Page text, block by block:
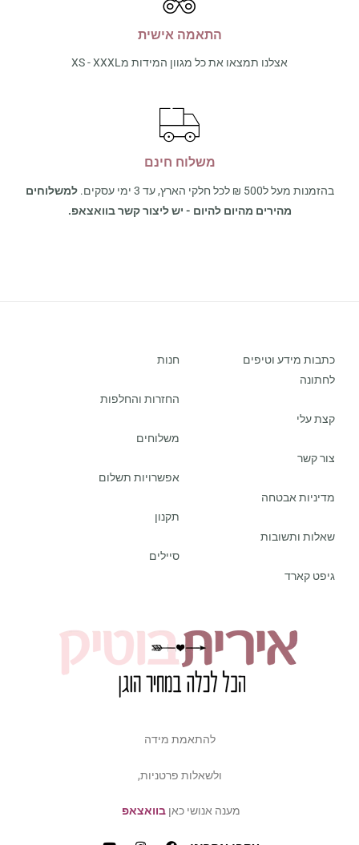
התאמה אישית
אצלנו תמצאו את כל מגוון המידות מXS - XXXL
משלוח חינם
בהזמנות מעל ל500 ₪ לכל חלקי הארץ, עד 3 ימי עסקים.
למשלוחים
מהירים מהיום להיום - יש ליצור קשר בוואצאפ.
כתבות מידע וטיפים
לחתונה
קצת עלי
צור קשר
מדיניות אבטחה
שאלות ותשובות
גיפט קארד
חנות
החזרות והחלפות
משלוחים
אפשרויות תשלום
תקנון
סיילים
להתאמת מידה
ולשאלות פרטניות,
מענה אנושי כאןבוואצאפ